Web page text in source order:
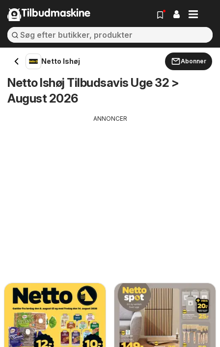
Tilbudmaskine
Netto Ishøj Abonner
Netto Ishøj Tilbudsavis Uge 32 >
August 2026
ANNONCER